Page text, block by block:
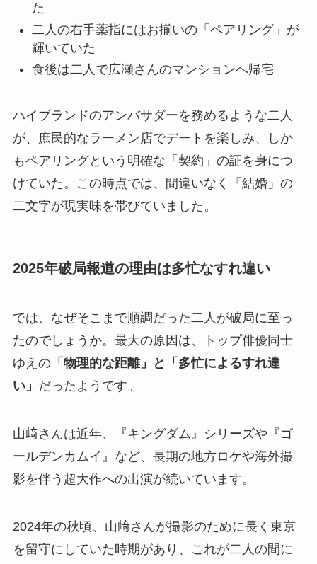
た
二人の右手薬指にはお揃いの「ペアリング」が
輝いていた
食後は二人で広瀬さんのマンションへ帰宅
ハイブランドのアンバサダーを務めるような二人
が、庶民的なラーメン店でデートを楽しみ、しか
もペアリングという明確な「契約」の証を身につ
けていた。この時点では、間違いなく「結婚」の
二文字が現実味を帯びていました。
2025年破局報道の理由は多忙なすれ違い
では、なぜそこまで順調だった二人が破局に至っ
たのでしょうか。最大の原因は、トップ俳優同士
ゆえの「物理的な距離」と「多忙によるすれ違
い」 だったようです。
山﨑さんは近年、『キングダム』シリーズや『ゴ
ールデンカムイ』など、長期の地方ロケや海外撮
影を伴う超大作への出演が続いています。
2024年の秋頃、山﨑さんが撮影のために長く東京
を留守にしていた時期があり、これが二人の間に